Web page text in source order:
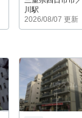
川駅
2026/08/07 更新